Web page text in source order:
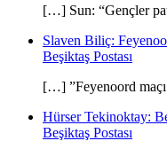
[…] Sun: “Gençler
Slaven Biliç:
Beşiktaş Postası
[…] ”Feyenoord maçı
Hürser Tekinoktay:
Beşiktaş Postası